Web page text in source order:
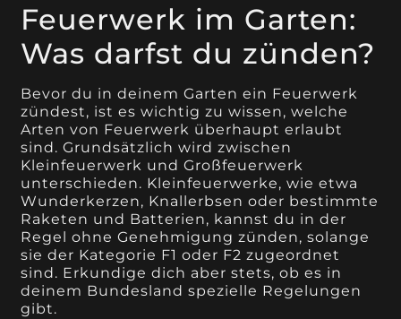
Feuerwerk im Garten:
Was darfst du zünden?
Bevor du in deinem Garten ein Feuerwerk
zündest, ist es wichtig zu wissen, welche
Arten von Feuerwerk überhaupt erlaubt
sind. Grundsätzlich wird zwischen
Kleinfeuerwerk und Großfeuerwerk
unterschieden. Kleinfeuerwerke, wie etwa
Wunderkerzen, Knallerbsen oder bestimmte
Raketen und Batterien, kannst du in der
Regel ohne Genehmigung zünden, solange
sie der Kategorie F1 oder F2 zugeordnet
sind. Erkundige dich aber stets, ob es in
deinem Bundesland spezielle Regelungen
gibt.